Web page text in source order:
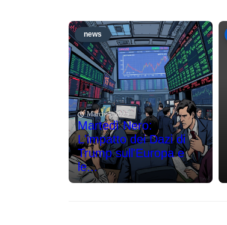
news
March 4, 2025
Martedì Nero:
L'impatto dei Dazi di
Trump sull'Europa e
le...